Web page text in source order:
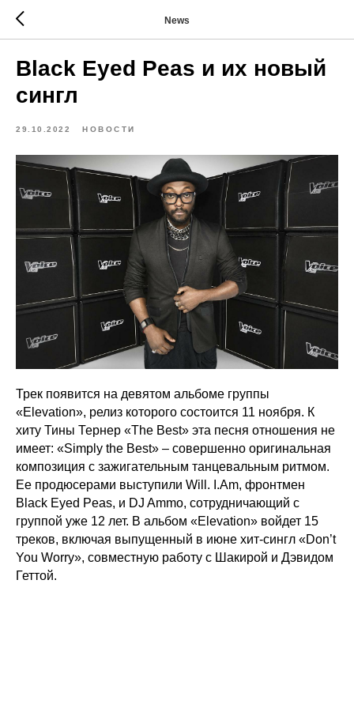
News
Black Eyed Peas и их новый
сингл
29.10.2022 НОВОСТИ
Трек появится на девятом альбоме группы
«Elevation», релиз которого состоится 11 ноября. К
хиту Тины Тернер «The Best» эта песня отношения не
имеет: «Simply the Best» – совершенно оригинальная
композиция с зажигательным танцевальным ритмом.
Ее продюсерами выступили Will. I.Am, фронтмен
Black Eyed Peas, и DJ Ammo, сотрудничающий с
группой уже 12 лет. В альбом «Elevation» войдет 15
треков, включая выпущенный в июне хит-сингл «Don’t
You Worry», совместную работу с Шакирой и Дэвидом
Геттой.